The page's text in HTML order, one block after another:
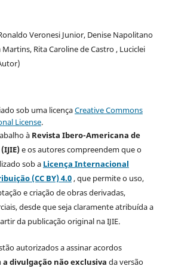
Veronesi Junior, Denise Napolitano
Rita Caroline de Castro , Luciclei
sob uma licençaCreative Commons
License.
à Revista Ibero-Americana de
e os autores compreendem que o
sob a Licença Internacional
(CC BY) 4.0, que permite o uso,
e criação de obras derivadas,
desde que seja claramente atribuída a
da publicação original na IJIE.
autorizados a assinar acordos
a divulgação não exclusiva da versão